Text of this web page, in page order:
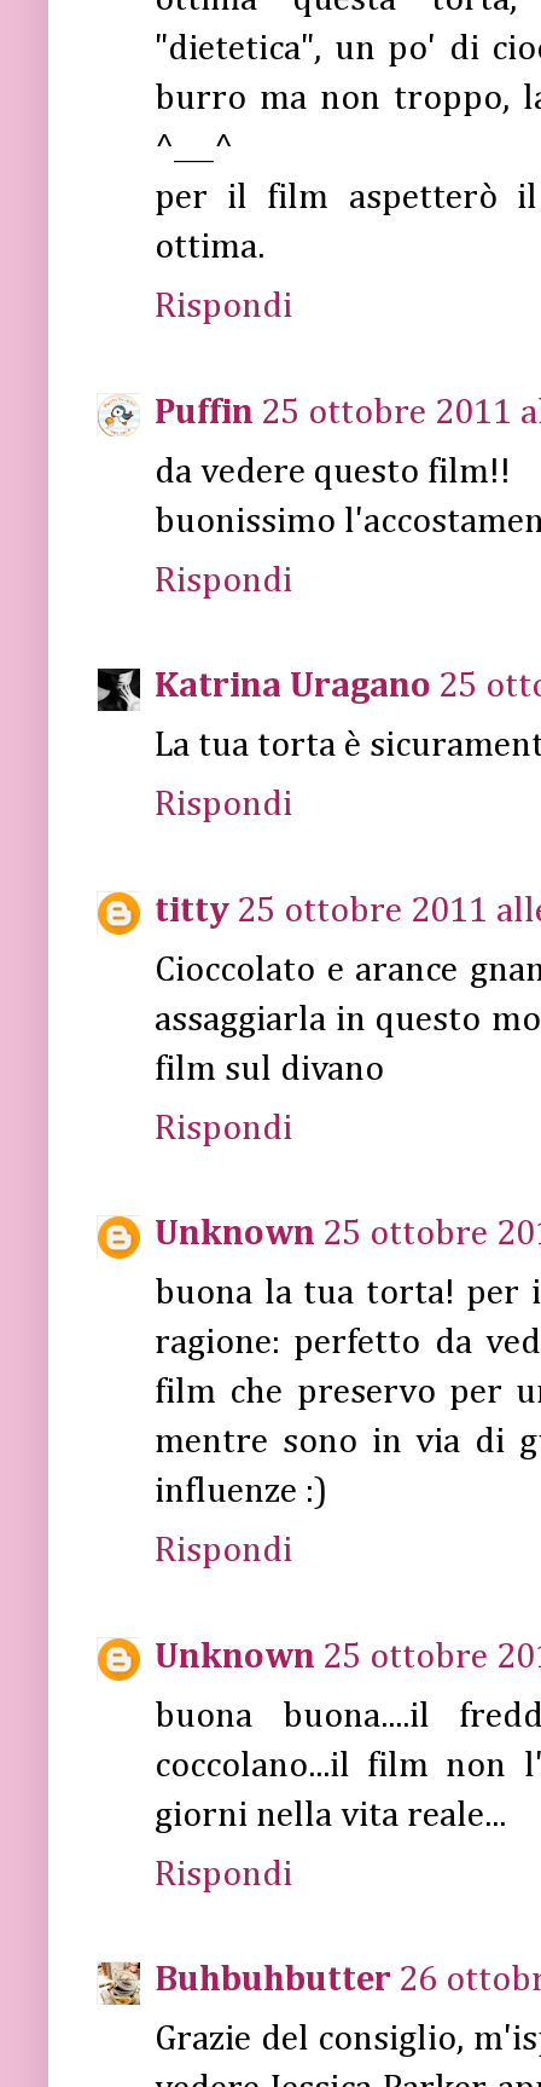
"dietetica", un po' di
burro ma non troppo,
^___^
per il film aspetterò il
ottima.
Rispondi
Puffin 25 ottobre 2011
da vedere questo film!!
buonissimo
Rispondi
Katrina Uragano 25
La tua torta è
Rispondi
titty 25 ottobre 2011
Cioccolato e arance
assaggiarla in questo
film sul divano
Rispondi
Unknown 25 ottobre
buona la tua torta! per
ragione: perfetto da
film che preservo per
mentre sono in via di
influenze :)
Rispondi
Unknown 25 ottobre
buona buona....il
coccolano...il film
giorni nella vita reale...
Rispondi
Buhbuhbutter 26
Grazie del consiglio,